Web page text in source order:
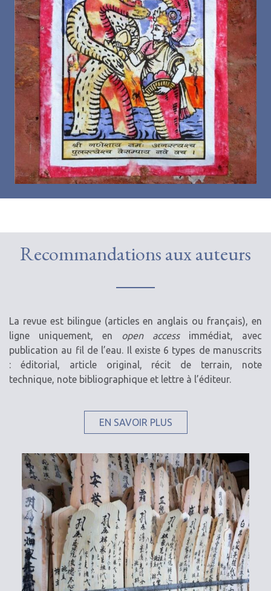
Recommandations aux auteurs
La revue est bilingue (articles en anglais ou français), en
ligne uniquement, en open accessimmédiat, avec
publication au fil de l’eau. Il existe 6 types de manuscrits
: éditorial, article original, récit de terrain, note
technique, note bibliographique et lettre à l’éditeur.
EN SAVOIR PLUS